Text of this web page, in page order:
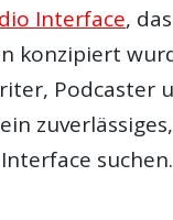
Interface,
konzipiert
Podcaster
suchen.